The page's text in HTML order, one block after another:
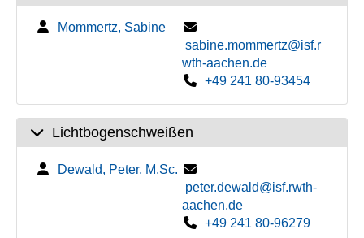
Mommertz, Sabine
sabine.mommertz@isf.r
wth-aachen.de
+49 241 80-93454
Lichtbogenschweißen
Dewald, Peter, M.Sc.
peter.dewald@isf.rwth-
aachen.de
+49 241 80-96279